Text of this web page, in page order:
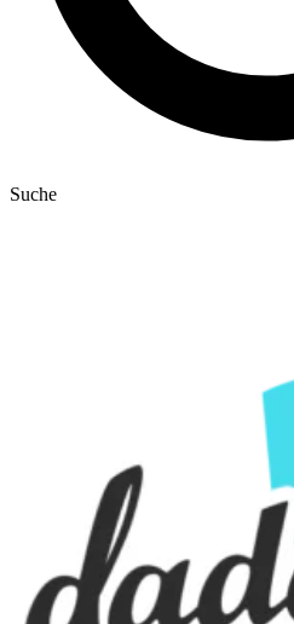
Suche